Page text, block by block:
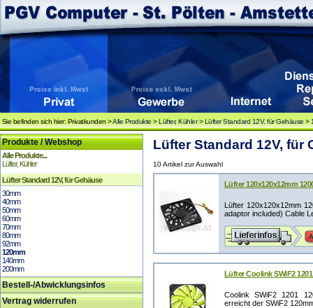
Sie befinden sich hier: Privatkunden >Alle Produkte >Lüfter, Kühler>Lüfter Standard 12V, für Gehäuse >
Produkte / Webshop
Alle Produkte...
Lüfter, Kühler
Lüfter Standard 12V, für Gehäuse
30mm
40mm
50mm
60mm
70mm
80mm
92mm
120mm
140mm
200mm
Bestell-/Abwicklungsinfos
Vertrag widerrufen
Lüfter Standard 12V, für
10 Artikel zur Auswahl
Lüfter 120x120x12mm
Lüfter 120x120x12mm
adaptor included) Cable
Lüfter Coolink SWiF2
Coolink SWiF2 1201
erreicht der SWiF2